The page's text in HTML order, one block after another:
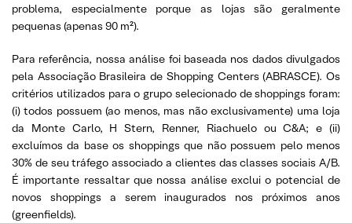
problema, especialmente porque as lojas são geralmente
pequenas (apenas 90 m²).
Para referência, nossa análise foi baseada nos dados divulgados
pela Associação Brasileira de Shopping Centers (ABRASCE). Os
critérios utilizados para o grupo selecionado de shoppings foram:
(i) todos possuem (ao menos, mas não exclusivamente) uma loja
da Monte Carlo, H Stern, Renner, Riachuelo ou C&A; e (ii)
excluímos da base os shoppings que não possuem pelo menos
30% de seu tráfego associado a clientes das classes sociais A/B.
É importante ressaltar que nossa análise exclui o potencial de
novos shoppings a serem inaugurados nos próximos anos
(greenfields).